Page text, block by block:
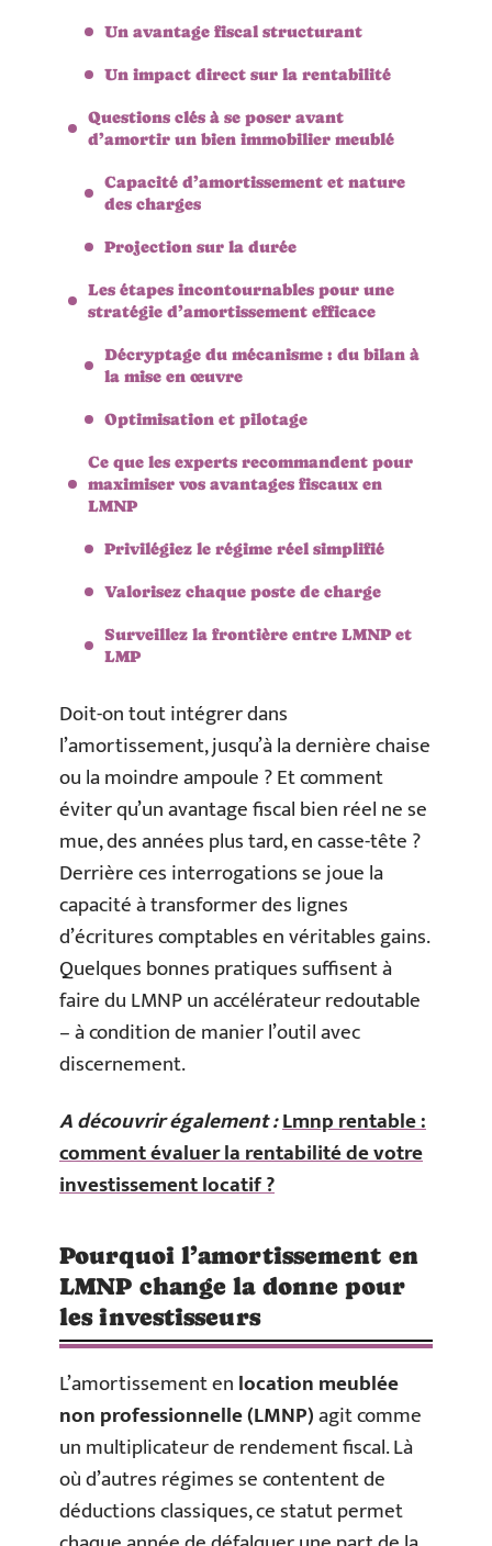
Un avantage fiscal structurant
Un impact direct sur la rentabilité
Questions clés à se poser avant
d’amortir un bien immobilier meublé
Capacité d’amortissement et nature
des charges
Projection sur la durée
Les étapes incontournables pour une
stratégie d’amortissement efficace
Décryptage du mécanisme : du bilan à
la mise en œuvre
Optimisation et pilotage
Ce que les experts recommandent pour
maximiser vos avantages fiscaux en
LMNP
Privilégiez le régime réel simplifié
Valorisez chaque poste de charge
Surveillez la frontière entre LMNP et
LMP
Doit-on tout intégrer dans
l’amortissement, jusqu’à la dernière chaise
ou la moindre ampoule ? Et comment
éviter qu’un avantage fiscal bien réel ne se
mue, des années plus tard, en casse-tête ?
Derrière ces interrogations se joue la
capacité à transformer des lignes
d’écritures comptables en véritables gains.
Quelques bonnes pratiques suffisent à
faire du LMNP un accélérateur redoutable
– à condition de manier l’outil avec
discernement.
A découvrir également :Lmnp rentable :
comment évaluer la rentabilité de votre
investissement locatif ?
Pourquoi l’amortissement en
LMNP change la donne pour
les investisseurs
L’amortissement enlocation meublée
non professionnelle (LMNP)agit comme
un multiplicateur de rendement fiscal. Là
où d’autres régimes se contentent de
déductions classiques, ce statut permet